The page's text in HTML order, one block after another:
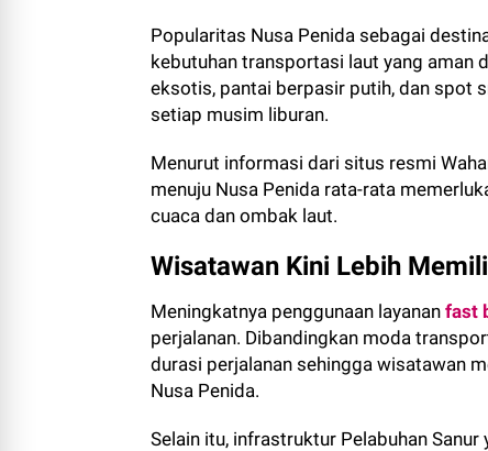
Popularitas Nusa Penida sebagai
kebutuhan transportasi laut yang aman
eksotis, pantai berpasir putih, dan spot
setiap musim liburan.
Menurut informasi dari situs resmi
menuju Nusa Penida rata-rata
cuaca dan ombak laut.
Wisatawan Kini Lebih
Meningkatnya penggunaan layanan fast
perjalanan. Dibandingkan moda
durasi perjalanan sehingga wisatawan
Nusa Penida.
Selain itu, infrastruktur Pelabuhan